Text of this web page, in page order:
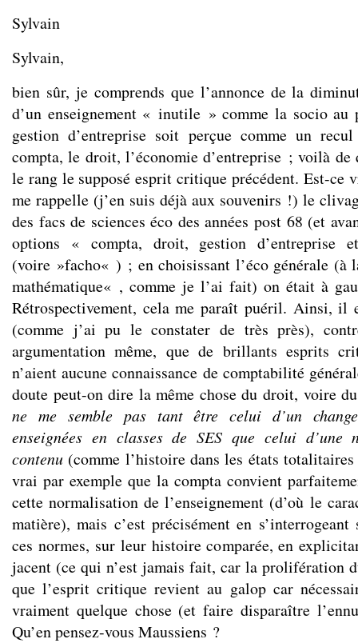
Sylvain
Sylvain,
bien sûr, je comprends que l’annonce de la
d’un enseignement « inutile » comme la socio au
gestion d’entreprise soit perçue comme un
compta, le droit, l’économie d’entreprise ; voilà
le rang le supposé esprit critique précédent. Est-ce
me rappelle (j’en suis déjà aux souvenirs !) le
des facs de sciences éco des années post 68 (et
options « compta, droit, gestion d’entreprise
(voire »facho« ) ; en choisissant l’éco générale (à
mathématique« , comme je l’ai fait) on était à
Rétrospectivement, cela me paraît puéril. Ainsi, il
(comme j’ai pu le constater de très près),
argumentation même, que de brillants esprits
n’aient aucune connaissance de comptabilité
doute peut-on dire la même chose du droit, voire
ne me semble pas tant être celui d’un
enseignées en classes de SES que celui d’une
contenu (comme l’histoire dans les états
vrai par exemple que la compta convient
cette normalisation de l’enseignement (d’où le
matière), mais c’est précisément en
ces normes, sur leur histoire comparée, en
jacent (ce qui n’est jamais fait, car la prolifération
que l’esprit critique revient au galop car
vraiment quelque chose (et faire disparaître
Qu’en pensez-vous Maussiens ?